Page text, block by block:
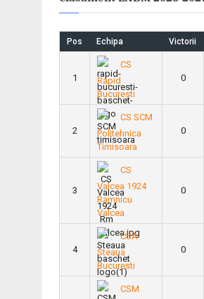
Pos Echipa Victorii
1
CS
Rapid
Bucuresti
0
2
CS SCM
Politehnica
Timisoara
0
3
CS
Valcea 1924
Ramnicu
Valcea
0
4
CSA
Steaua
Bucuresti
0
CSM